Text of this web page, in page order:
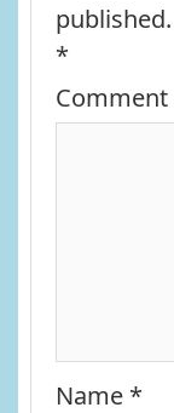
published.
*
Comment
Name *